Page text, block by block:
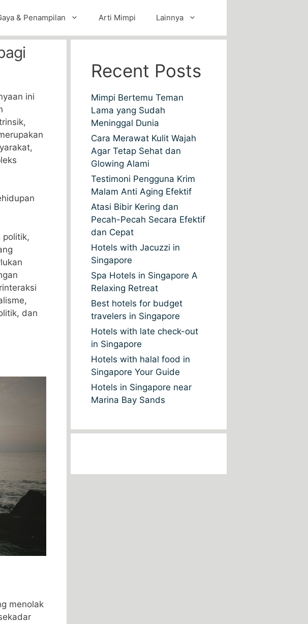
& Penampilan Arti Mimpi Lainnya
ini
politik,
dan
menolak
Recent Posts
Mimpi Bertemu Teman
Lama yang Sudah
Meninggal Dunia
Cara Merawat Kulit Wajah
Agar Tetap Sehat dan
Glowing Alami
Testimoni Pengguna Krim
Malam Anti Aging Efektif
Atasi Bibir Kering dan
Pecah-Pecah Secara Efektif
dan Cepat
Hotels with Jacuzzi in
Singapore
Spa Hotels in Singapore A
Relaxing Retreat
Best hotels for budget
travelers in Singapore
Hotels with late check-out
in Singapore
Hotels with halal food in
Singapore Your Guide
Hotels in Singapore near
Marina Bay Sands